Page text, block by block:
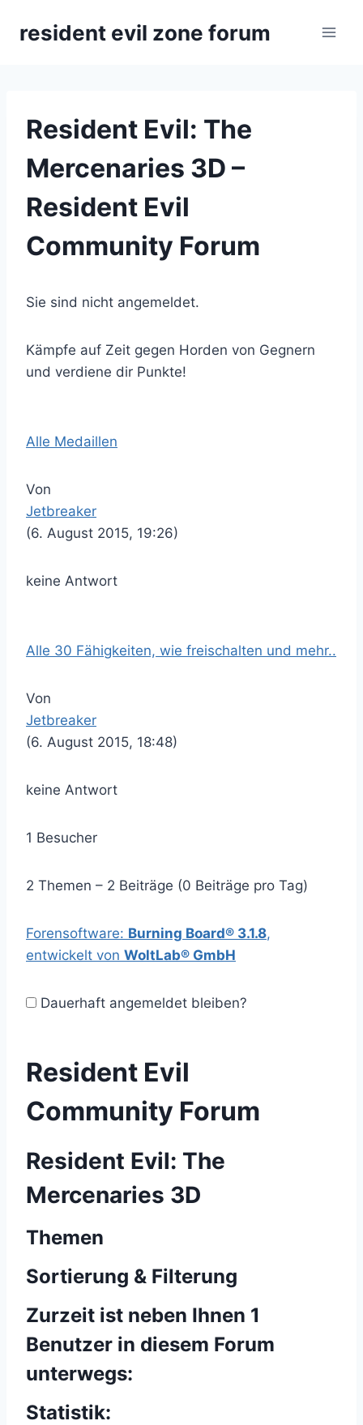
Inhaltresident evil zone forum
Resident Evil: The
Mercenaries 3D –
Resident Evil
Community Forum
Sie sind nicht angemeldet.
Kämpfe auf Zeit gegen Horden von Gegnern
und verdiene dir Punkte!
Alle Medaillen
Von
Jetbreaker
(6. August 2015, 19:26)
keine Antwort
Alle 30 Fähigkeiten, wie freischalten und mehr..
Von
Jetbreaker
(6. August 2015, 18:48)
keine Antwort
1 Besucher
2 Themen – 2 Beiträge (0 Beiträge pro Tag)
Forensoftware: Burning Board® 3.1.8,
entwickelt von WoltLab® GmbH
Dauerhaft angemeldet bleiben?
Resident Evil
Community Forum
Resident Evil: The
Mercenaries 3D
Themen
Sortierung & Filterung
Zurzeit ist neben Ihnen 1
Benutzer in diesem Forum
unterwegs:
Statistik: